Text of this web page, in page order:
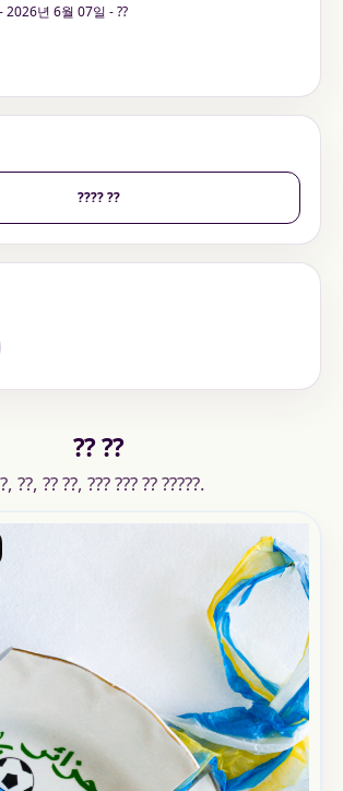
년 6월 07일 - ??
???? ??
?? ??
??, ?? ??, ??? ??? ?? ?????.